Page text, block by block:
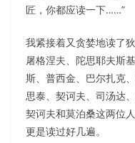
匠，你都应读一下……”
我紧接着又贪婪地读了
屠格涅夫、陀思耶夫斯
斯、普西金、巴尔扎克
思泰、契诃夫、司汤达
契诃夫和莫泊桑这两位
更是读过好几遍。